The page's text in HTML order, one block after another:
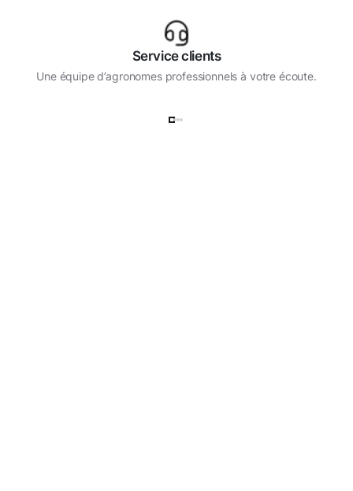
Service clients
Une équipe d’agronomes professionnels à votre écoute.